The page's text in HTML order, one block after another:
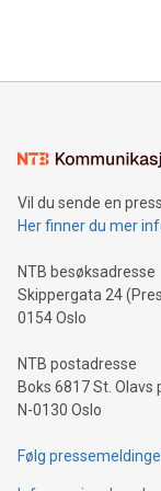
mining.Energy
mining.Sound
neutral payment
projects.Carbon
event and dive
Vil du sende en
Her finner du mer
NTB besøksadresse
Skippergata 24
0154 Oslo
NTB postadresse
Boks 6817 St. Olavs
N-0130 Oslo
Følg